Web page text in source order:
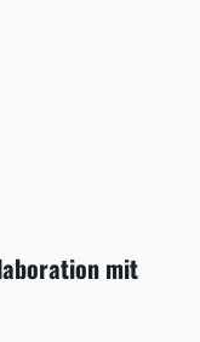
mit